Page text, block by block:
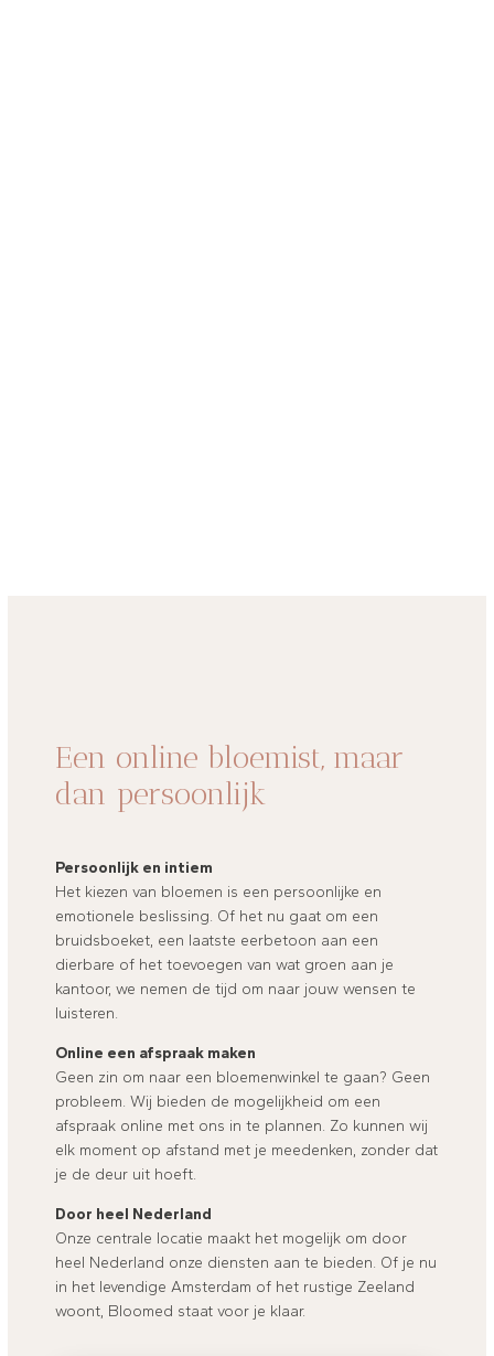
Een online bloemist, maar
dan persoonlijk
Persoonlijk en intiem
Het kiezen van bloemen is een persoonlijke en
emotionele beslissing. Of het nu gaat om een
bruidsboeket, een laatste eerbetoon aan een
dierbare of het toevoegen van wat groen aan je
kantoor, we nemen de tijd om naar jouw wensen te
luisteren.
Online een afspraak maken
Geen zin om naar een bloemenwinkel te gaan? Geen
probleem. Wij bieden de mogelijkheid om een
afspraak online met ons in te plannen. Zo kunnen wij
elk moment op afstand met je meedenken, zonder dat
je de deur uit hoeft.
Door heel Nederland
Onze centrale locatie maakt het mogelijk om door
heel Nederland onze diensten aan te bieden. Of je nu
in het levendige Amsterdam of het rustige Zeeland
woont, Bloomed staat voor je klaar.